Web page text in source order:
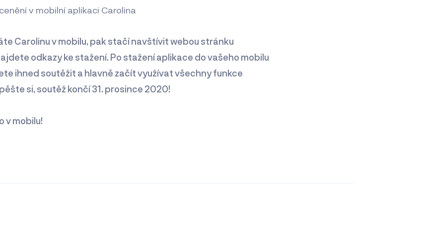
v mobilní aplikaci Carolina
Carolinu v mobilu, pak stačí navštívit webou stránku
odkazy ke stažení. Po stažení aplikace do vašeho mobilu
ihned soutěžit a hlavně začít využívat všechny funkce
si, soutěž končí 31. prosince 2020!
v mobilu!